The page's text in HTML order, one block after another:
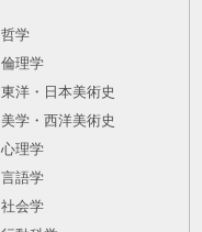
哲学
倫理学
東洋・日本美術史
美学・西洋美術史
心理学
言語学
社会学